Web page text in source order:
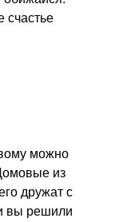
можно
из
дружат с
вы решили